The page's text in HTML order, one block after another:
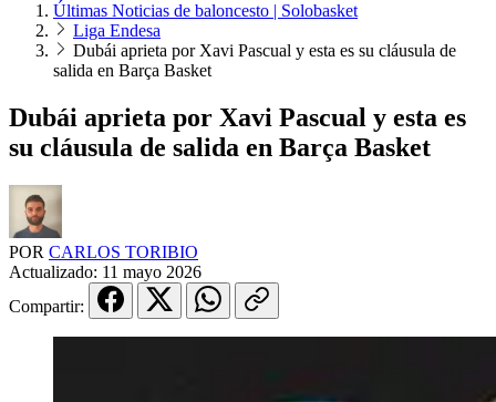
Últimas Noticias de baloncesto | Solobasket
Liga Endesa
Dubái aprieta por Xavi Pascual y esta es su cláusula de
salida en Barça Basket
Dubái aprieta por Xavi Pascual y esta es
su cláusula de salida en Barça Basket
POR CARLOS TORIBIO
Actualizado: 11 mayo 2026
Compartir: